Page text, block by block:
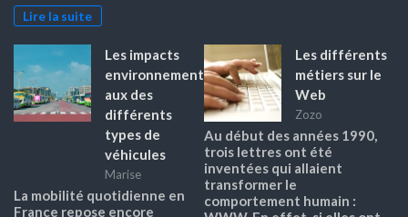
Lire la suite
Les impacts
environnement
aux des
différents
types de
véhicules
Marise
La mobilité quotidienne en
France repose encore
Les différents
métiers sur le
Web
Zozo
Au début des années 1990,
trois lettres ont été
inventées qui allaient
transformer le
comportement humain :